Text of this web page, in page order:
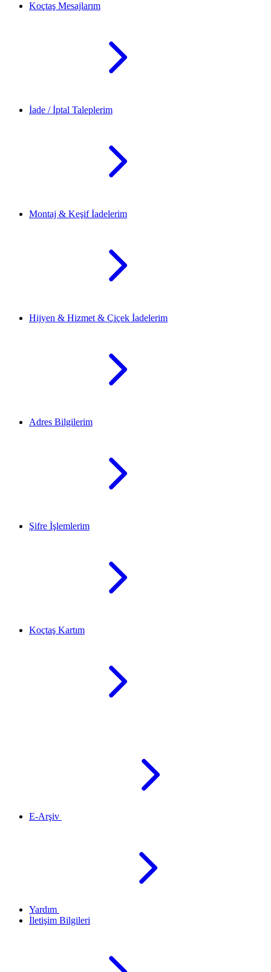
Koçtaş Mesajlarım
İade / İptal Taleplerim
Montaj & Keşif İadelerim
Hijyen & Hizmet & Çiçek İadelerim
Adres Bilgilerim
Şifre İşlemlerim
Koçtaş Kartım
E-Arşiv
Yardım
İletişim Bilgileri